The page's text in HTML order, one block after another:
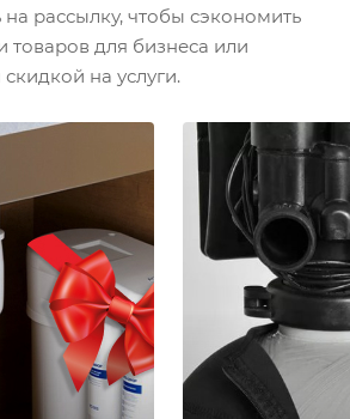
рассылку, чтобы сэкономить
товаров для бизнеса или
на услуги.